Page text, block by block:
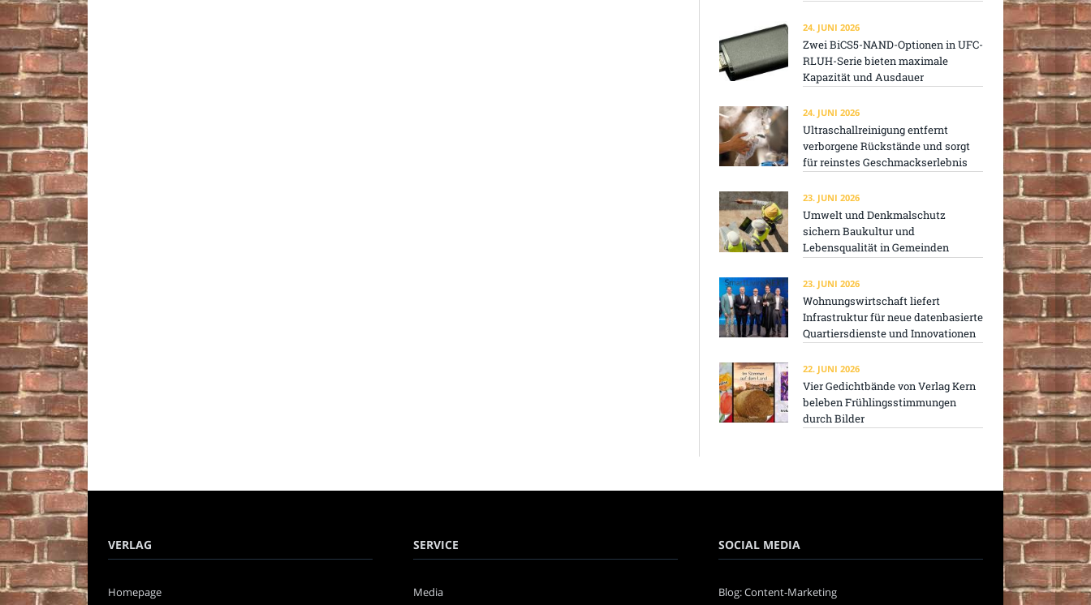
24. JUNI 2026
Zwei BiCS5-NAND-Optionen in UFC-
RLUH-Serie bieten maximale
Kapazität und Ausdauer
24. JUNI 2026
Ultraschallreinigung entfernt
verborgene Rückstände und sorgt
für reinstes Geschmackserlebnis
23. JUNI 2026
Umwelt und Denkmalschutz
sichern Baukultur und
Lebensqualität in Gemeinden
23. JUNI 2026
Wohnungswirtschaft liefert
Infrastruktur für neue datenbasierte
Quartiersdienste und Innovationen
22. JUNI 2026
Vier Gedichtbände von Verlag Kern
beleben Frühlingsstimmungen
durch Bilder
VERLAG
Homepage
SERVICE
Media
SOCIAL MEDIA
Blog: Content-Marketing